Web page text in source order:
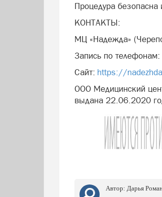
Процедура безопасна
КОНТАКТЫ:
МЦ «Надежда»
Запись по
Сайт: https://
ООО Медицинский
выдана 22.06.2020
Автор: Дарья